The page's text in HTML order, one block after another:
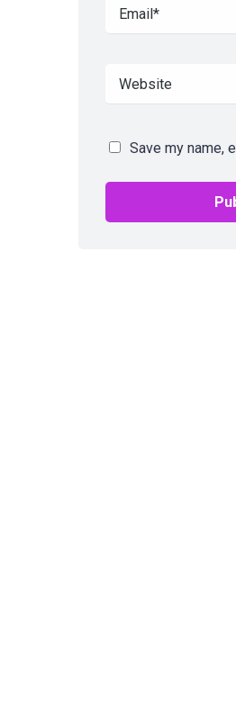
Save my name,